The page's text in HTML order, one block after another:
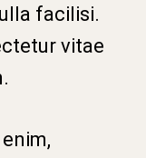
facilisi.
vitae